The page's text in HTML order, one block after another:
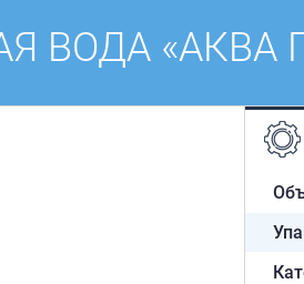
ВОДА «АКВА